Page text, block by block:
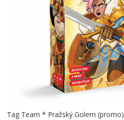
Tag Team * Pražský Golem (promo)